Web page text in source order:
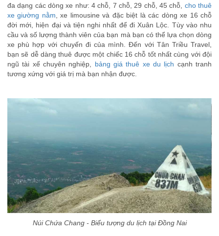
đa dạng các dòng xe như: 4 chỗ, 7 chỗ, 29 chỗ, 45 chỗ, cho thuê
xe giường nằm , xe limousine và đặc biệt là các dòng xe 16 chỗ
đời mới, hiện đại và tiện nghi nhất để đi Xuân Lộc. Tùy vào nhu
cầu và số lượng thành viên của bạn mà bạn có thể lựa chọn dòng
xe phù hợp với chuyến đi của mình. Đến với Tân Triều Travel,
bạn sẽ dễ dàng thuê được một chiếc 16 chỗ tốt nhất cùng với đội
ngũ tài xế chuyên nghiệp, bảng giá thuê xe du lịch cạnh tranh
tương xứng với giá trị mà bạn nhận được.
Núi Chứa Chang - Biểu tượng du lịch tại Đồng Nai